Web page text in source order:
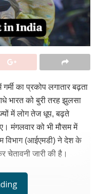
का प्रकोप लगातार बढ़ता
भारत को बुरी तरह झुलसा
में लोग तेज धूप, बढ़ते
मंगलवार को भी मौसम में
विभाग (आईएमडी) ने देश के
चेतावनी जारी की है।